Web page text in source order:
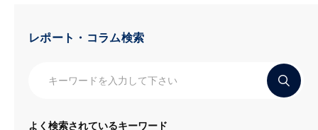
レポート・コラム検索
よく検索されているキーワード